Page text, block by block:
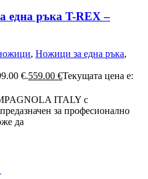
една ръка T-REX –
, Ножици за една ръка,
€.559.00 €Текущата цена е:
ITALY с
за професионално
да